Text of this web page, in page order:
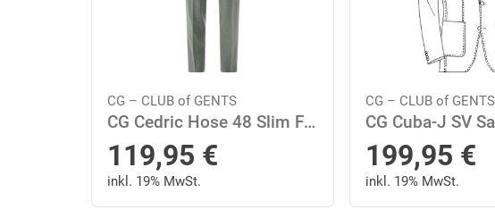
CG – CLUB of GENTS
CG Cedric Hose 48 Slim Fit - Hellgrün
119,95 €
inkl. 19% MwSt.
CG – CLUB of GENTS
199,95 €
inkl. 19% MwSt.